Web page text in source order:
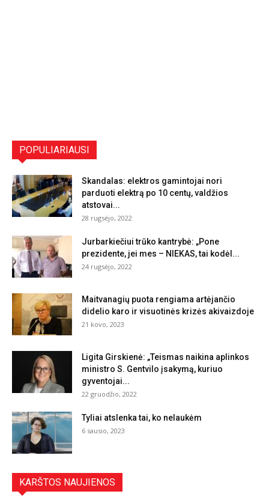
POPULIARIAUSI
Skandalas: elektros gamintojai nori
parduoti elektrą po 10 centų, valdžios
atstovai...
28 rugsėjo, 2022
Jurbarkiečiui trūko kantrybė: „Pone
prezidente, jei mes – NIEKAS, tai kodėl...
24 rugsėjo, 2022
Maitvanagių puota rengiama artėjančio
didelio karo ir visuotinės krizės akivaizdoje
21 kovo, 2023
Ligita Girskienė: „Teismas naikina aplinkos
ministro S. Gentvilo įsakymą, kuriuo
gyventojai...
22 gruodžio, 2022
Tyliai atslenka tai, ko nelaukėm
6 sausio, 2023
KARŠTOS NAUJIENOS